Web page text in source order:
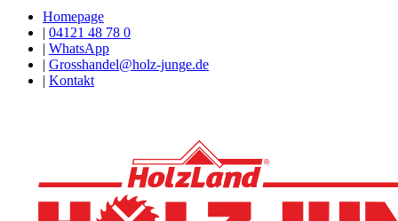
Homepage
| 04121 48 78 0
| WhatsApp
| Grosshandel@holz-junge.de
| Kontakt